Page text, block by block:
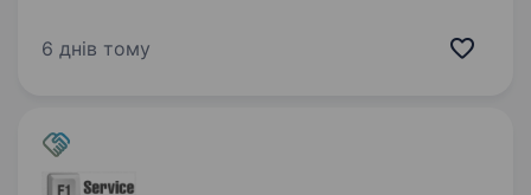
практичний досвід у сфері ОВК розуміння
6 днів тому